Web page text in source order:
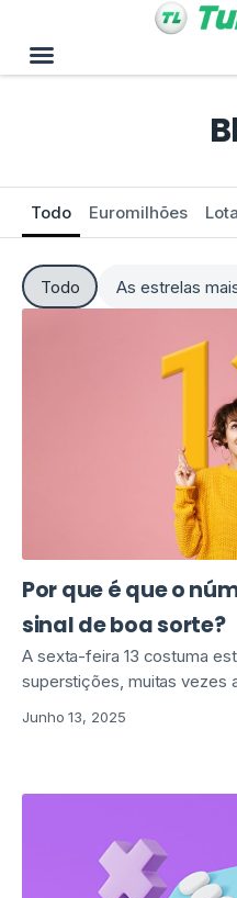
Euromilhões
Todo
As estrelas
Todo
Por que é que o
sinal de boa sorte?
A sexta-feira 13 costuma
superstições, muitas vezes
Junho 13, 2025